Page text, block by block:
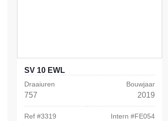
SV 10 EWL
Draaiuren
757
Bouwjaar
2019
Ref #3319 Intern #FE054